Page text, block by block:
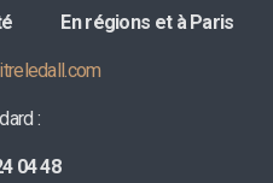
En régions et à Paris
:
04 48